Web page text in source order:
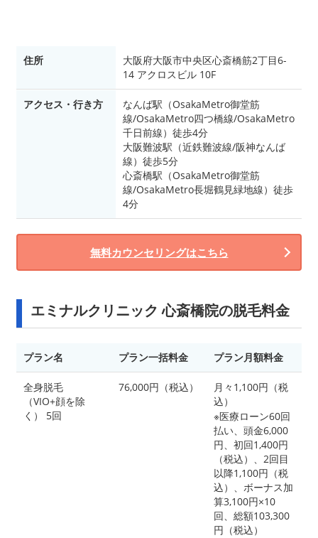
住所
大阪府大阪市中央区心斎橋筋2丁目6-
14 アクロスビル 10F
アクセス・行き方
なんば駅（OsakaMetro御堂筋
線/OsakaMetro四つ橋線/OsakaMetro
千日前線）徒歩4分
大阪難波駅（近鉄難波線/阪神なんば
線）徒歩5分
心斎橋駅（OsakaMetro御堂筋
線/OsakaMetro長堀鶴見緑地線）徒歩
4分
無料カウンセリングはこちら
エミナルクリニック 心斎橋院の脱毛料金
プラン名 プラン一括料金 プラン月額料金
全身脱毛
（VIO+顔を除
く） 5回
76,000円（税込）
月々1,100円（税
込）
※医療ローン60回
払い、頭金6,000
円、初回1,400円
（税込）、2回目
以降1,100円（税
込）、ボーナス加
算3,100円×10
回、総額103,300
円（税込）